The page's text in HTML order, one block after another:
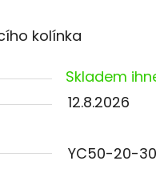
kolínka
Skladem
12.8.2026
YC50-20-30